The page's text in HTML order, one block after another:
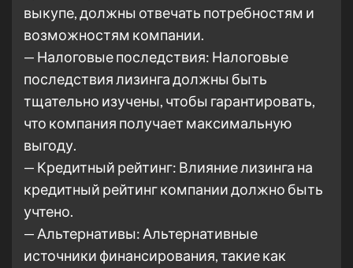
выкупе, должны отвечать потребностям и
возможностям компании.
— Налоговые последствия: Налоговые
последствия лизинга должны быть
тщательно изучены, чтобы гарантировать,
что компания получает максимальную
выгоду.
— Кредитный рейтинг: Влияние лизинга на
кредитный рейтинг компании должно быть
учтено.
— Альтернативы: Альтернативные
источники финансирования, такие как